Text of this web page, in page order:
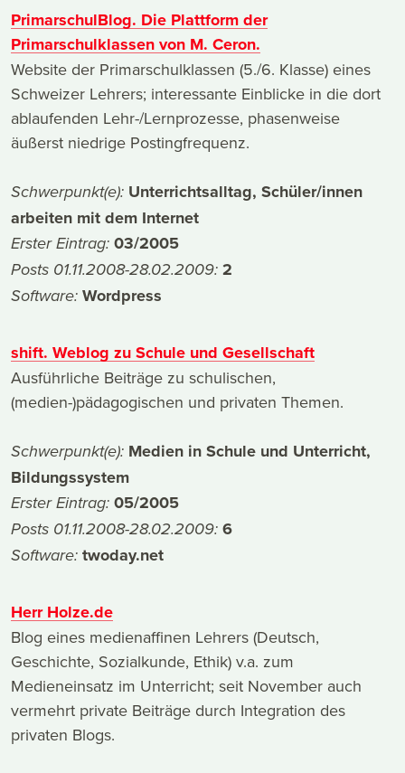
PrimarschulBlog. Die Plattform der
Primarschulklassen von M. Ceron.
Website der Primarschulklassen (5./6. Klasse) eines
Schweizer Lehrers; interessante Einblicke in die dort
ablaufenden Lehr-/Lernprozesse, phasenweise
äußerst niedrige Postingfrequenz.
Schwerpunkt(e): Unterrichtsalltag, Schüler/innen
arbeiten mit dem Internet
Erster Eintrag: 03/2005
Posts 01.11.2008-28.02.2009: 2
Software: Wordpress
shift. Weblog zu Schule und Gesellschaft
Ausführliche Beiträge zu schulischen,
(medien-)pädagogischen und privaten Themen.
Schwerpunkt(e): Medien in Schule und Unterricht,
Bildungssystem
Erster Eintrag: 05/2005
Posts 01.11.2008-28.02.2009: 6
Software: twoday.net
Herr Holze.de
Blog eines medienaffinen Lehrers (Deutsch,
Geschichte, Sozialkunde, Ethik) v.a. zum
Medieneinsatz im Unterricht; seit November auch
vermehrt private Beiträge durch Integration des
privaten Blogs.